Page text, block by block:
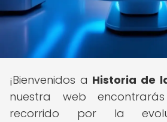
¡Bienvenidos a Historia de
nuestra web
recorrido por la